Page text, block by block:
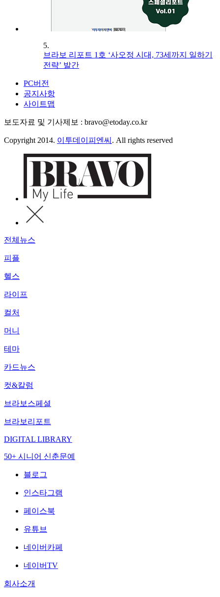
5.
브라보 리포트 1호 ‘사오정 시대, 73세까지 일하기
전략’ 발간
PC버전
공지사항
사이트맵
보도자료 및 기사제보 : bravo@etoday.co.kr
Copyright 2014. 이투데이피엔씨 . All rights reserved
전체뉴스
피플
헬스
라이프
컬처
머니
테마
카드뉴스
컷&칼럼
브라보스페셜
브라보리포트
DIGITAL LIBRARY
50+ 시니어 신춘문예
블로그
인스타그램
페이스북
유튜브
네이버카페
네이버TV
회사소개